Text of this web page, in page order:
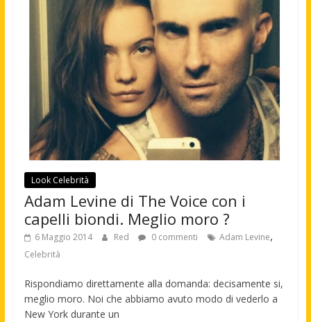
Look Celebrità
Adam Levine di The Voice con i
capelli biondi. Meglio moro ?
6 Maggio 2014 Red 0 commenti Adam Levine,
Celebrità
Rispondiamo direttamente alla domanda: decisamente si,
meglio moro. Noi che abbiamo avuto modo di vederlo a
New York durante un